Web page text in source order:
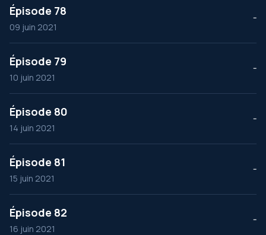
Épisode 78
09 juin 2021
--
Épisode 79
10 juin 2021
--
Épisode 80
14 juin 2021
--
Épisode 81
15 juin 2021
--
Épisode 82
16 juin 2021
--